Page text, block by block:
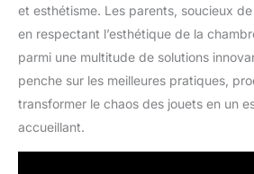
et esthétisme. Les parents, soucieux
en respectant l’esthétique de la
parmi une multitude de solutions
penche sur les meilleures pratiques,
transformer le chaos des jouets en un
accueillant.